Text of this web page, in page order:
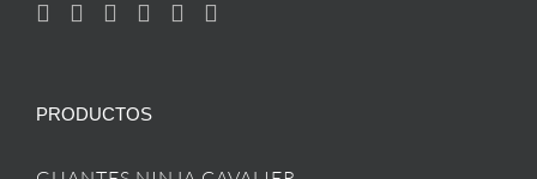
PRODUCTOS